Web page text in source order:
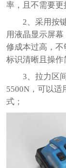
率，且不需要更
2、采用按
用液晶显示屏
修成本过高，不
标识清晰且操作
3、拉力区
5500N ，可以
式；